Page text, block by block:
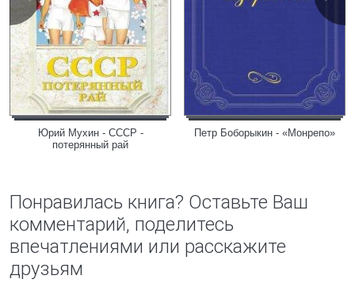
Юрий Мухин - СССР -
потерянный рай
Петр Боборыкин - «Монрепо»
Понравилась книга? Оставьте Ваш
комментарий, поделитесь
впечатлениями или расскажите
друзьям